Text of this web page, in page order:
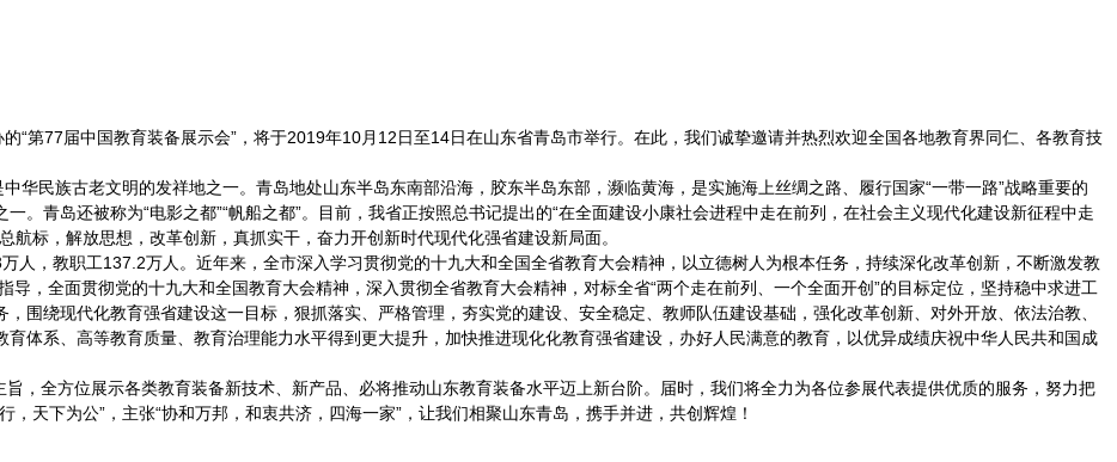
“第77届中国教育装备展示会”，将于2019年10月12日至14日在山东省青岛市举行。在此，我们诚挚邀请并热烈欢迎全国各地教育界同仁、各教育技
华民族古老文明的发祥地之一。青岛地处山东半岛东南部沿海，胶东半岛东部，濒临黄海，是实施海上丝绸之路、履行国家“一带一路”战略重要的
。青岛还被称为“电影之都”“帆船之都”。目前，我省正按照总书记提出的“在全面建设小康社会进程中走在前列，在社会主义现代化建设新征程中走
航标，解放思想，改革创新，真抓实干，奋力开创新时代现代化强省建设新局面。
人，教职工137.2万人。近年来，全市深入学习贯彻党的十九大和全国全省教育大会精神，以立德树人为根本任务，持续深化改革创新，不断激发教
，全面贯彻党的十九大和全国教育大会精神，深入贯彻全省教育大会精神，对标全省“两个走在前列、一个全面开创”的目标定位，坚持稳中求进工
围绕现代化教育强省建设这一目标，狠抓落实、严格管理，夯实党的建设、安全稳定、教师队伍建设基础，强化改革创新、对外开放、依法治教、
体系、高等教育质量、教育治理能力水平得到更大提升，加快推进现化化教育强省建设，办好人民满意的教育，以优异成绩庆祝中华人民共和国成
，全方位展示各类教育装备新技术、新产品、必将推动山东教育装备水平迈上新台阶。届时，我们将全力为各位参展代表提供优质的服务，努力把
天下为公”，主张“协和万邦，和衷共济，四海一家”，让我们相聚山东青岛，携手并进，共创辉煌！